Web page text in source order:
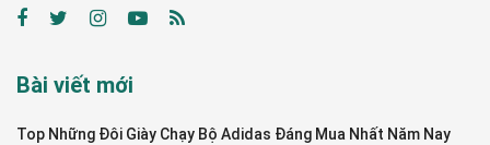
Bài viết mới
Top Những Đôi Giày Chạy Bộ Adidas Đáng Mua Nhất Năm Nay